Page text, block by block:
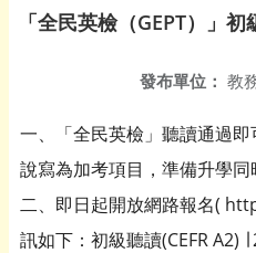
「全民英檢（GEPT）」
發布單位： 教
一、「全民英檢」聽讀通過即
說寫為加考項目，準備升學同
二、即日起開放網路報名(
訊如下：初級聽讀(CEFR A2)